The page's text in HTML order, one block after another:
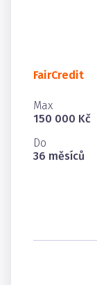
FairCredit
Max
150 000 Kč
Do
36 měsíců